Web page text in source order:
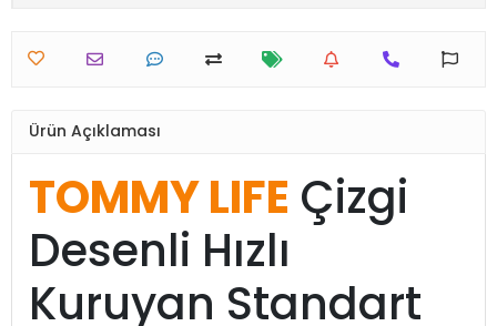
Ürün Açıklaması
TOMMY LIFE Çizgi
Desenli Hızlı
Kuruyan Standart